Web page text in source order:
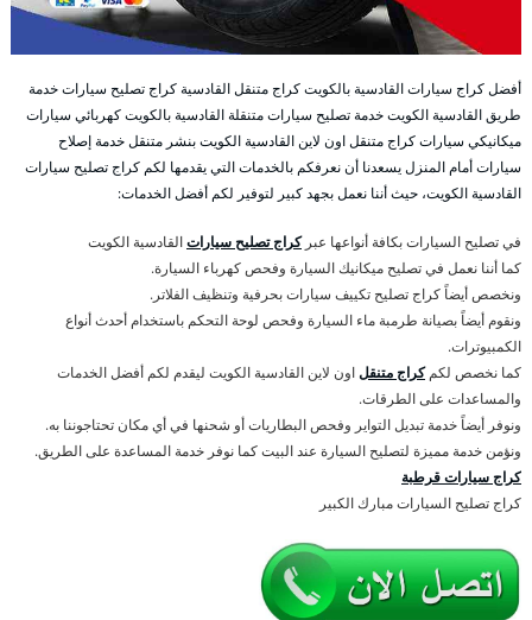
أفضل كراج سيارات القادسية بالكويت كراج متنقل القادسية كراج تصليح سيارات خدمة
طريق القادسية الكويت خدمة تصليح سيارات متنقلة القادسية بالكويت كهربائي سيارات
ميكانيكي سيارات كراج متنقل اون لاين القادسية الكويت بنشر متنقل خدمة إصلاح
سيارات أمام المنزل يسعدنا أن نعرفكم بالخدمات التي يقدمها لكم كراج تصليح سيارات
القادسية الكويت، حيث أننا نعمل بجهد كبير لتوفير لكم أفضل الخدمات:
في تصليح السيارات بكافة أنواعها عبركراج تصليح سياراتالقادسية الكويت
كما أننا نعمل في تصليح ميكانيك السيارة وفحص كهرباء السيارة.
ونخصص أيضاً كراج تصليح تكييف سيارات بحرفية وتنظيف الفلاتر.
ونقوم أيضاً بصيانة طرمبة ماء السيارة وفحص لوحة التحكم باستخدام أحدث أنواع
الكمبيوترات.
كما نخصص لكمكراج متنقلاون لاين القادسية الكويت ليقدم لكم أفضل الخدمات
والمساعدات على الطرقات.
ونوفر أيضاً خدمة تبديل التواير وفحص البطاريات أو شحنها في أي مكان تحتاجوننا به.
ونؤمن خدمة مميزة لتصليح السيارة عند البيت كما نوفر خدمة المساعدة على الطريق.
كراج سيارات قرطبة
كراج تصليح السيارات مبارك الكبير